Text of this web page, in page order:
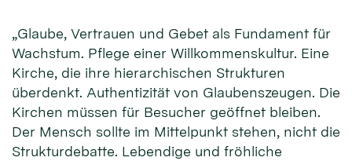
„Glaube, Vertrauen und Gebet als Fundament für
Wachstum. Pflege einer Willkommenskultur. Eine
Kirche, die ihre hierarchischen Strukturen
überdenkt. Authentizität von Glaubenszeugen. Die
Kirchen müssen für Besucher geöffnet bleiben.
Der Mensch sollte im Mittelpunkt stehen, nicht die
Strukturdebatte. Lebendige und fröhliche